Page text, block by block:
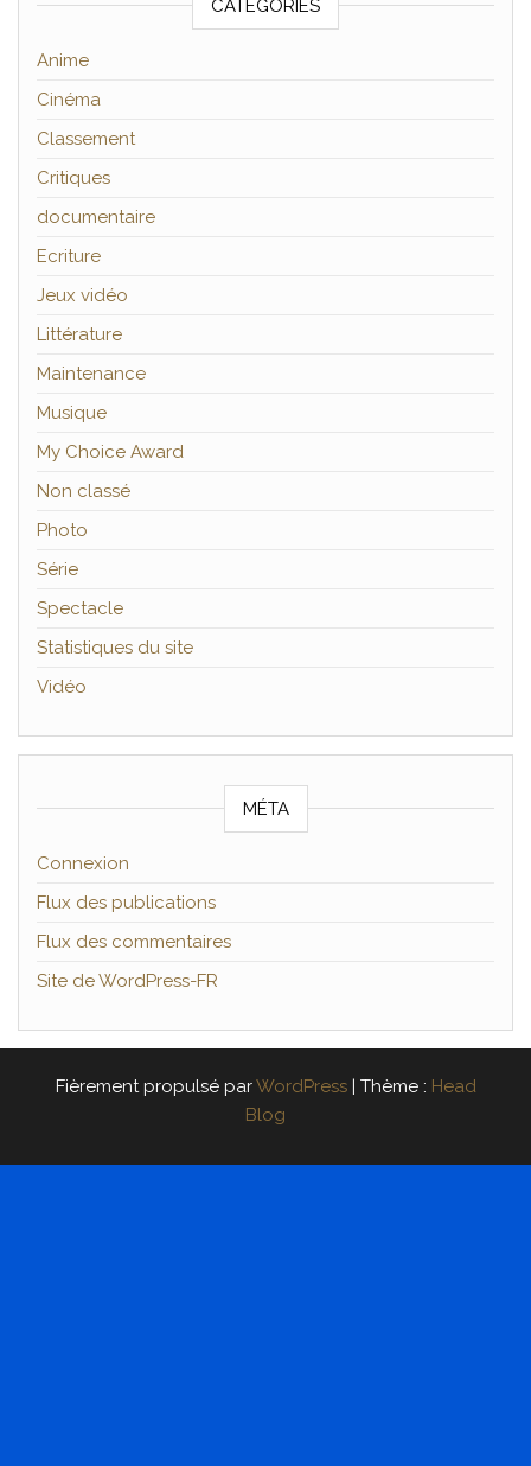
CATÉGORIES
Anime
Cinéma
Classement
Critiques
documentaire
Ecriture
Jeux vidéo
Littérature
Maintenance
Musique
My Choice Award
Non classé
Photo
Série
Spectacle
Statistiques du site
Vidéo
MÉTA
Connexion
Flux des publications
Flux des commentaires
Site de WordPress-FR
Fièrement propulsé parWordPress | Thème : Head
Blog